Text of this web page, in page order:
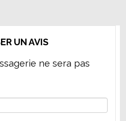
UN AVIS
ne sera pas